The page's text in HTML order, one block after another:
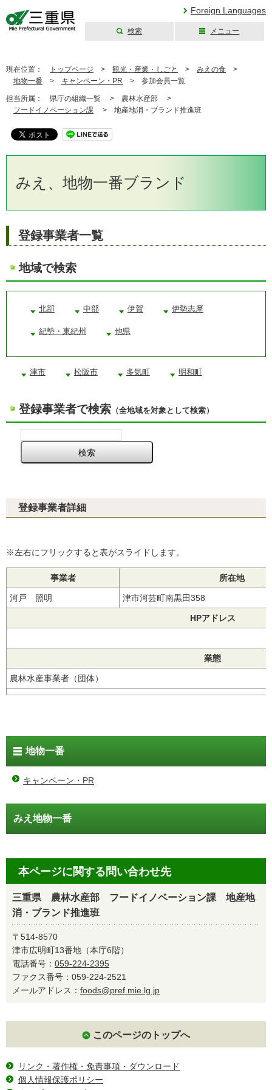
Foreign Languages
検索 メニュー
現在位置： トップページ > 観光・産業・しごと > みえの食 >
地物一番 > キャンペーン・PR > 参加会員一覧
担当所属： 県庁の組織一覧 > 農林水産部 >
フードイノベーション課 > 地産地消・ブランド推進班
みえ、地物一番ブランド
登録事業者一覧
地域で検索
北部 中部 伊賀 伊勢志摩
紀勢・東紀州 他県
津市 松阪市 多気町 明和町
登録事業者で検索 （全地域を対象として検索）
登録事業者詳細
※左右にフリックすると表がスライドします。
事業者 所在地
河戸 照明 津市河芸町南黒田358
HPアドレス
業態
農林水産事業者（団体）
地物一番
キャンペーン・PR
みえ地物一番
本ページに関する問い合わせ先
三重県 農林水産部 フードイノベーション課 地産地
消・ブランド推進班
〒514-8570
津市広明町13番地（本庁6階）
電話番号： 059-224-2395
ファクス番号：059-224-2521
メールアドレス： foods@pref.mie.lg.jp
このページのトップへ
リンク・著作権・免責事項・ダウンロード
個人情報保護ポリシー